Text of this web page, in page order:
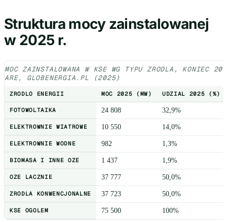
Struktura mocy zainstalowanej
w 2025 r.
MOC ZAINSTALOWANA W KSE WG TYPU ZRODLA, KONIEC
ARE, GLOBENERGIA.PL (2025)
ZRODLO ENERGII MOC 2025 (MW) UDZIAL 2025 (%)
FOTOWOLTAIKA 24 808 32,9%
ELEKTROWNIE WIATROWE 10 550 14,0%
ELEKTROWNIE WODNE 982 1,3%
BIOMASA I INNE OZE 1 437 1,9%
OZE LACZNIE 37 777 50,0%
ZRODLA KONWENCJONALNE 37 723 50,0%
KSE OGOLEM 75 500 100%